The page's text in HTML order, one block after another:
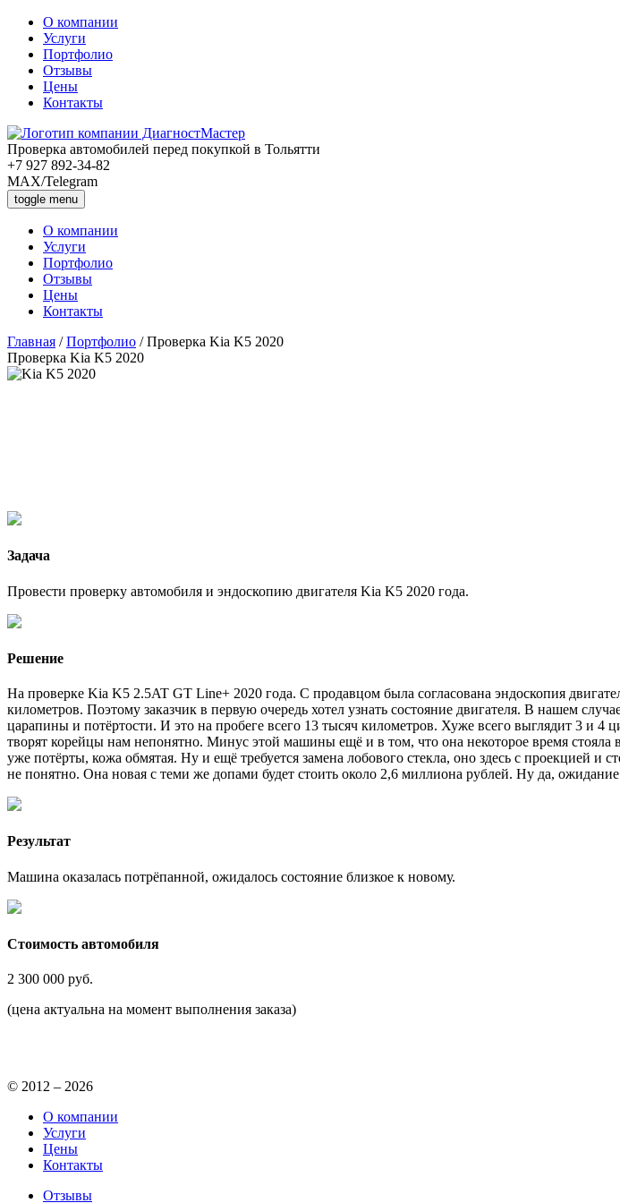
О компании
Услуги
Портфолио
Отзывы
Цены
Контакты
Проверка автомобилей перед покупкой в Тольятти
+7 927 892-34-82
MAX/Telegram
toggle menu
О компании
Услуги
Портфолио
Отзывы
Цены
Контакты
Главная /Портфолио /Проверка Kia K5 2020
Проверка Kia K5 2020
Задача
Провести проверку автомобиля и эндоскопию двигателя Kia K5 2020 года.
Решение
На проверке Kia K5 2.5AT GT Line+ 2020 года. С продавцом была согласована эндоскопия
километров. Поэтому заказчик в первую очередь хотел узнать состояние двигателя. В нашем
царапины и потёртости. И это на пробеге всего 13 тысяч километров. Хуже всего выглядит 3 и 4
творят корейцы нам непонятно. Минус этой машины ещё и в том, что она некоторое время
уже потёрты, кожа обмятая. Ну и ещё требуется замена лобового стекла, оно здесь с проекцией
не понятно. Она новая с теми же допами будет стоить около 2,6 миллиона рублей. Ну да, ожидание
Результат
Машина оказалась потрёпанной, ожидалось состояние близкое к новому.
Стоимость автомобиля
2 300 000 руб.
(цена актуальна на момент выполнения заказа)
© 2012 – 2026
О компании
Услуги
Цены
Контакты
Отзывы